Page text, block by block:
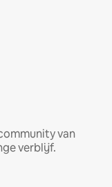
van
verblijf.